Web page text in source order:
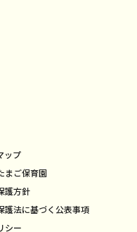
ップ
まご保育園
護方針
護法に基づく公表事項
シー